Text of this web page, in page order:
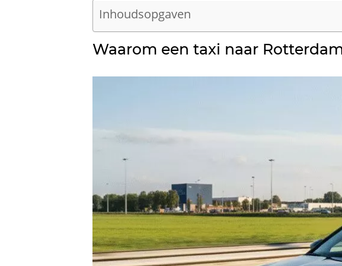
Inhoudsopgaven
Waarom een taxi naar